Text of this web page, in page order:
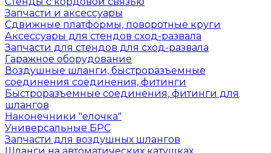
Запчасти и аксессуары
Сдвижные платформы, поворотные круги
Аксессуары для стендов сход-развала
Запчасти для стендов для сход-развала
Гаражное оборудование
Воздушные шланги, быстроразъемные
соединения соединения, фитинги
Быстроразъемные соединения, фитинги для
шлангов
Наконечники "елочка"
Универсальные БРС
Запчасти для воздушных шлангов